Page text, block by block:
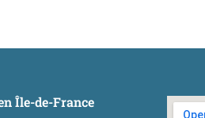
Île-de-France